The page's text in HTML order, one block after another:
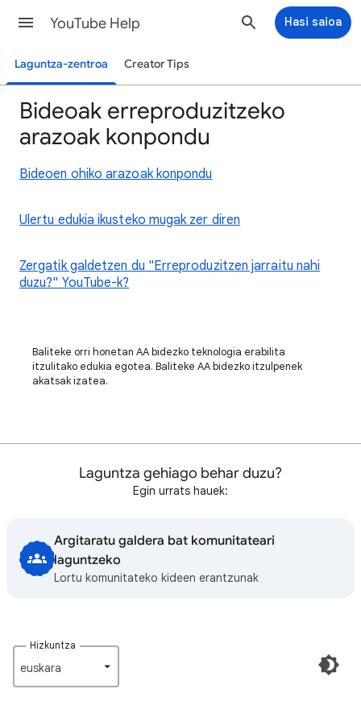
YouTube Help Hasi saioa
Laguntza-zentroa Creator Tips
Bideoak erreproduzitzeko
arazoak konpondu
Bideoen ohiko arazoak konpondu
Ulertu edukia ikusteko mugak zer diren
Zergatik galdetzen du "Erreproduzitzen jarraitu nahi
duzu?" YouTube-k?
Baliteke orri honetan AA bidezko teknologia erabilita
itzulitako edukia egotea. Baliteke AA bidezko itzulpenek
akatsak izatea.
Laguntza gehiago behar duzu?
Egin urrats hauek:
Argitaratu galdera bat komunitateari
laguntzeko
Lortu komunitateko kideen erantzunak
Hizkuntza
euskara‎